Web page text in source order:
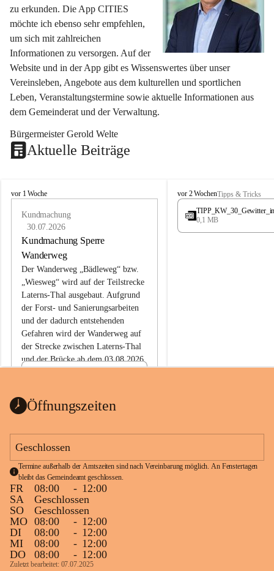
zu erkunden. Die App CITIES
möchte ich ebenso sehr empfehlen,
um sich mit zahlreichen
Informationen zu versorgen. Auf der
Website und in der App gibt es Wissenswertes über unser
Vereinsleben, Angebote aus dem kulturellen und sportlichen
Leben, Veranstaltungstermine sowie aktuelle Informationen aus
dem Gemeinderat und der Verwaltung.
Bürgermeister Gerold Welte
Aktuelle Beiträge
L
vor 1 Woche
Kundmachung
30.07.2026
Kundmachung Sperre
Wanderweg
Der Wanderweg „Bädleweg“ bzw.
„Wiesweg“ wird auf der Teilstrecke
Laterns-Thal ausgebaut. Aufgrund
der Forst- und Sanierungsarbeiten
und der dadurch entstehenden
Gefahren wird der Wanderweg auf
der Strecke zwischen Laterns-Thal
und der Brücke ab dem 03.08.2026
ht
1 Seite•0,1 MB
L
a
e
vor 2 WochenTipps & Tricks
0,1 MB
Öffnungszeiten
Geschlossen
Termine außerhalb der Amtszeiten sind nach Vereinbarung möglich. An Fenstertagen
bleibt das Gemeindeamt geschlossen.
FR 08:00 - 12:00
SA
Geschlossen
SO
Geschlossen
MO 08:00 - 12:00
DI
08:00 - 12:00
MI
08:00 - 12:00
DO
08:00 - 12:00
Zuletzt bearbeitet: 07.07.2025